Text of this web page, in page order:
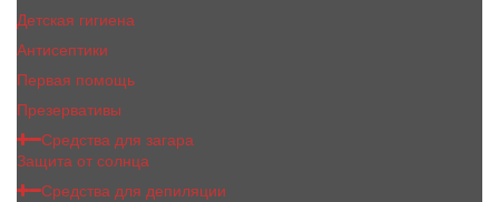
Детская гигиена
Антисептики
Первая помощь
Презервативы
Средства для загара
Защита от солнца
Средства для депиляции